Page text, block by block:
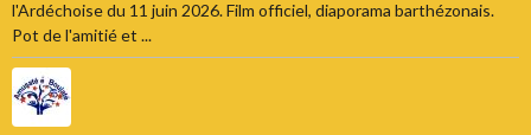
l'Ardéchoise du 11 juin 2026. Film officiel, diaporama barthézonais.
Pot de l'amitié et ...